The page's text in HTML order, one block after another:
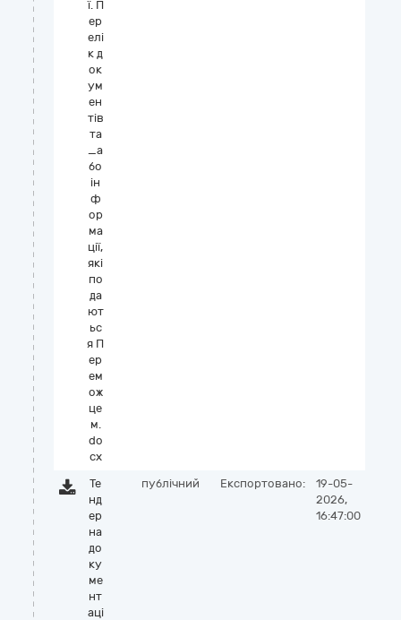
ї. П
ер
елі
к д
ок
ум
ен
тів
та
_а
бо
ін
ф
ор
ма
ції,
які
по
да
ют
ьс
я П
ер
ем
ож
це
м.
do
cx
Те
нд
ер
на
до
ку
ме
нт
аці
публічний Експортовано:
19-05-
2026,
16:47:00